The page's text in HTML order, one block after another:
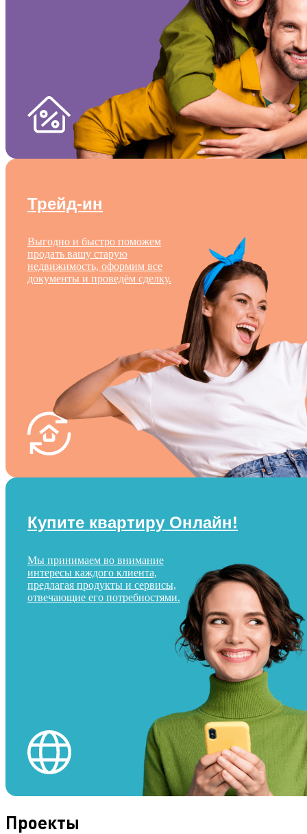
Трейд-ин
Выгодно и быстро поможем
продать вашу старую
недвижимость, оформим все
документы и проведём сделку.
Купите квартиру Онлайн!
Мы принимаем во внимание
интересы каждого клиента,
предлагая продукты и сервисы,
отвечающие его потребностями.
Проекты